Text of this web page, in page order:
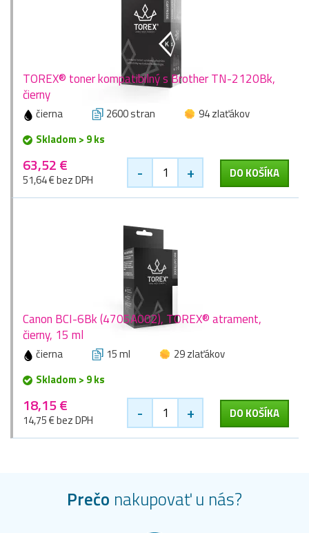
TOREX® toner kompatibilný s Brother TN-2120Bk,
čierny
čierna 2600 stran
94 zlaťákov
Skladom > 9 ks
63,52 €
51,64 € bez DPH - + DO KOŠÍKA
Canon BCI-6Bk (4705A002), TOREX® atrament,
čierny, 15 ml
čierna 15 ml
29 zlaťákov
Skladom > 9 ks
18,15 €
14,75 € bez DPH - + DO KOŠÍKA
Prečo nakupovať u nás?